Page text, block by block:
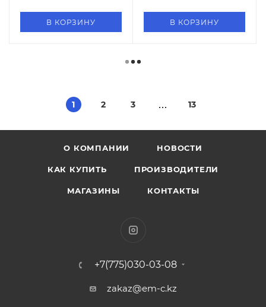
В КОРЗИНУ В КОРЗИНУ
1 2 3 13
О КОМПАНИИ НОВОСТИ
КАК КУПИТЬ ПРОИЗВОДИТЕЛИ
МАГАЗИНЫ КОНТАКТЫ
+7(775)030-03-08
zakaz@em-c.kz